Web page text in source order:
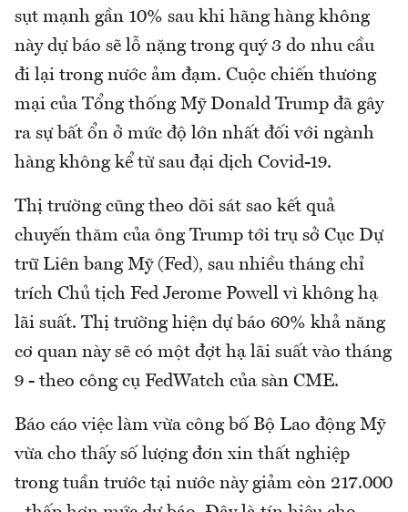
sụt mạnh gần 10% sau khi hãng hàng không
này dự báo sẽ lỗ nặng trong quý 3 do nhu cầu
đi lại trong nước ảm đạm. Cuộc chiến thương
mại của Tổng thống Mỹ Donald Trump đã gây
ra sự bất ổn ở mức độ lớn nhất đối với ngành
hàng không kể từ sau đại dịch Covid-19.
Thị trường cũng theo dõi sát sao kết quả
chuyến thăm của ông Trump tới trụ sở Cục Dự
trữ Liên bang Mỹ (Fed), sau nhiều tháng chỉ
trích Chủ tịch Fed Jerome Powell vì không hạ
lãi suất. Thị trường hiện dự báo 60% khả năng
cơ quan này sẽ có một đợt hạ lãi suất vào tháng
9 - theo công cụ FedWatch của sàn CME.
Báo cáo việc làm vừa công bố Bộ Lao động Mỹ
vừa cho thấy số lượng đơn xin thất nghiệp
trong tuần trước tại nước này giảm còn 217.000